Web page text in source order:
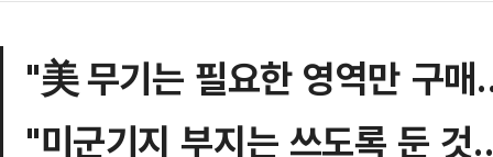
"美 무기는 필요한 영역만 구
"미군기지 부지는 쓰도록 둔